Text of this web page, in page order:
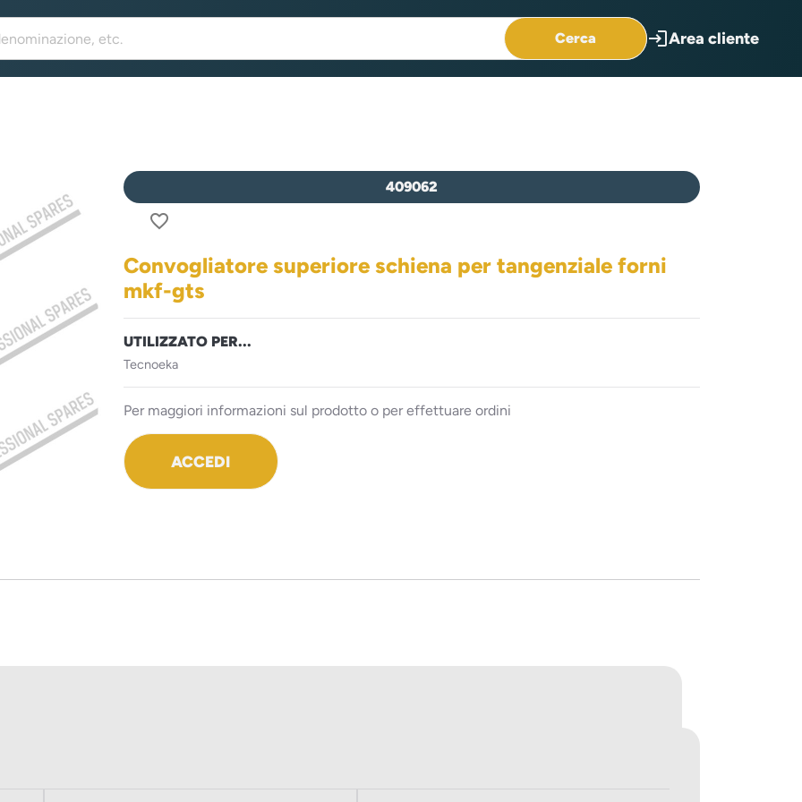
Cerca loginArea cliente
409062
favorite_border
Convogliatore superiore schiena per tangenziale forni
mkf-gts
UTILIZZATO PER...
Tecnoeka
Per maggiori informazioni sul prodotto o per effettuare ordini
ACCEDI